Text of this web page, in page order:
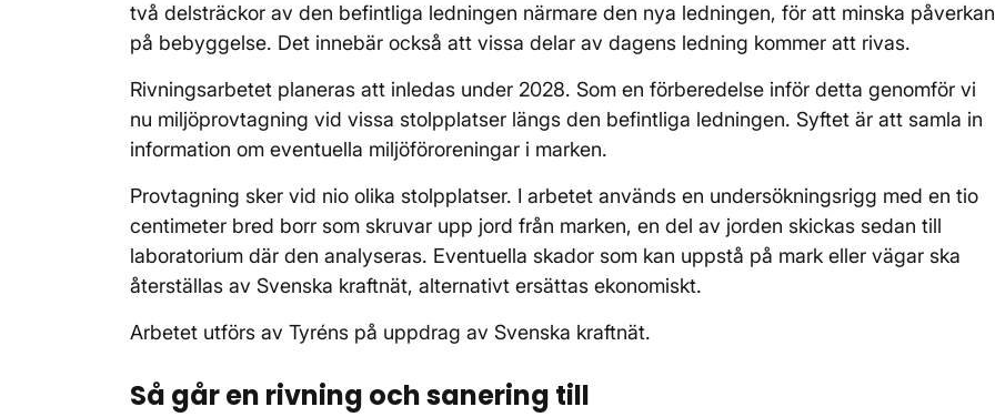
två delsträckor av den befintliga ledningen närmare den nya ledningen, för att minska påverkan
på bebyggelse. Det innebär också att vissa delar av dagens ledning kommer att rivas.
Rivningsarbetet planeras att inledas under 2028. Som en förberedelse inför detta genomför vi
nu miljöprovtagning vid vissa stolpplatser längs den befintliga ledningen. Syftet är att samla in
information om eventuella miljöföroreningar i marken.
Provtagning sker vid nio olika stolpplatser. I arbetet används en undersökningsrigg med en tio
centimeter bred borr som skruvar upp jord från marken, en del av jorden skickas sedan till
laboratorium där den analyseras. Eventuella skador som kan uppstå på mark eller vägar ska
återställas av Svenska kraftnät, alternativt ersättas ekonomiskt.
Arbetet utförs av Tyréns på uppdrag av Svenska kraftnät.
Så går en rivning och sanering till